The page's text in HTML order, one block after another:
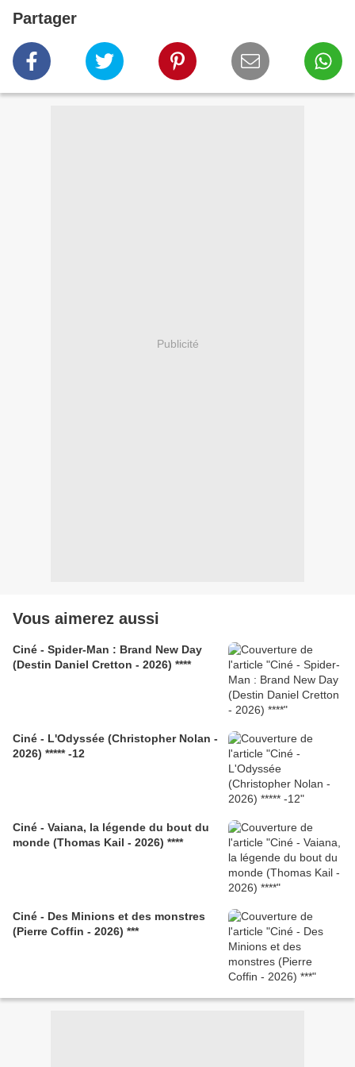
Partager
Publicité
Vous aimerez aussi
Ciné - Spider-Man : Brand New Day
(Destin Daniel Cretton - 2026) ****
Ciné - L'Odyssée (Christopher Nolan -
2026) ***** -12
Ciné - Vaiana, la légende du bout du
monde (Thomas Kail - 2026) ****
Ciné - Des Minions et des monstres
(Pierre Coffin - 2026) ***